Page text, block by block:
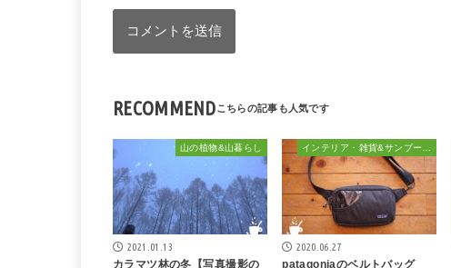
RECOMMEND
山の植物&山暮らし
2021.01.13
カラマツ林の冬【写真撮影の
2020.06.27
patagoniaのベルトバッグ